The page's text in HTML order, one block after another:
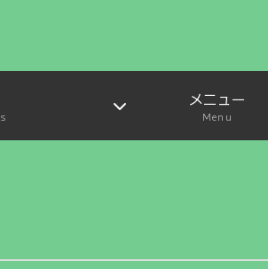
メニュー
Menu